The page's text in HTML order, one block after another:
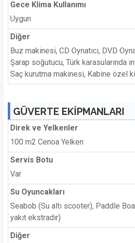
Gece Klima Kullanımı
Uygun
Diğer
Buz makinesi, CD Oynatıcı, DVD
Şarap soğutucu, Türk karasularında
Saç kurutma makinesi, Kabine özel
GÜVERTE EKİPMANLARI
Direk ve Yelkenler
100 m2 Cenoa Yelken
Servis Botu
Var
Su Oyuncakları
Seabob (Su altı scooter), Paddle
yakıt ekstradır)
Diğer